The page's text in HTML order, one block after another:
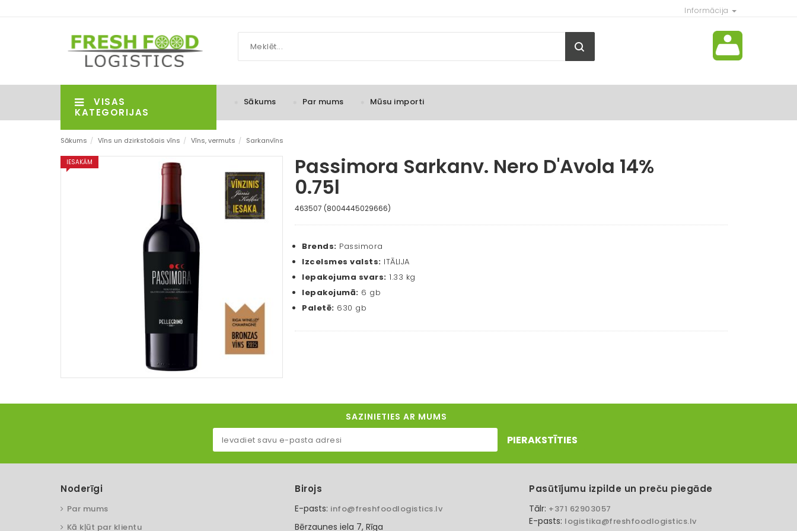
Informācija
VISAS
KATEGORIJAS
Sākums Par mums Mūsu importi
Sākums / Vīns un dzirkstošais vīns / Vīns, vermuts / Sarkanvīns
IESAKĀM Passimora Sarkanv. Nero D'Avola 14%
0.75l
463507 (8004445029666)
Brends: Passimora
Izcelsmes valsts: ITĀLIJA
Iepakojuma svars: 1.33 kg
Iepakojumā: 6 gb
Paletē: 630 gb
SAZINIETIES AR MUMS
PIERAKSTĪTIES
Noderīgi
Par mums
Kā kļūt par klientu
Birojs
E-pasts: info@freshfoodlogistics.lv
Bērzaunes iela 7, Rīga
Pasūtījumu izpilde un preču piegāde
Tālr: +371 62903057
E-pasts: logistika@freshfoodlogistics.lv